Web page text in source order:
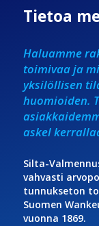
Tietoa
Haluamme
toimivaa ja
yksilöllisen
huomioiden.
askel
Silta-
vahvasti
tunnukseton
Suomen
vuonna 1869.